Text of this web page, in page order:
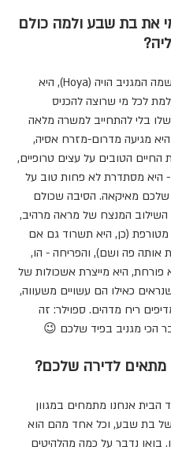
את בת שבע ולמה כולם
בת שבע, או בשמה המגניב הויה (Hoya), היא
לכל מי שרוצה להכניס
שלו בלי להתחייב למשרה מלאה
מגיעה מדרום-מזרח אסיה,
הטובים על עצים טרופיים,
- היא מסתדרת לא פחות טוב על
מאיקאה. הסיבה שכולם
השילוב המנצח של מראה מרהיב,
מטורפת (כן, היא תשרוד גם אם
אותה פה ושם), והפריחה - הו,
פורחת, היא מייצרת אשכולות של
כאילו הם עשויים משעווה,
ריח מדהים. ספוילר: זה
הכי מגניב בפיד שלכם 😉
מתאים לדירה שלכם?
הבית אנחנו מתמחים במגוון
של בת שבע, וכל אחד מהם הוא
בואו נדבר על כמה מהלהיטים